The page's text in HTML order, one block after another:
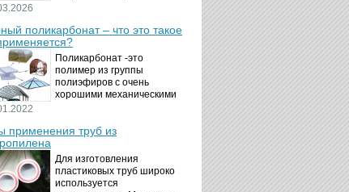
безопасности
технологических процессов.
Металлорукава
представляют собой
универсальные...
поликарбонат – что это такое
Поликарбонат -это
полимер из группы
полиэфиров с очень
хорошими механическими
аморфный, с хорошей
высокой прозрачностью
материал идеально
подходит для...
применения труб из
Для изготовления
пластиковых труб широко
используется